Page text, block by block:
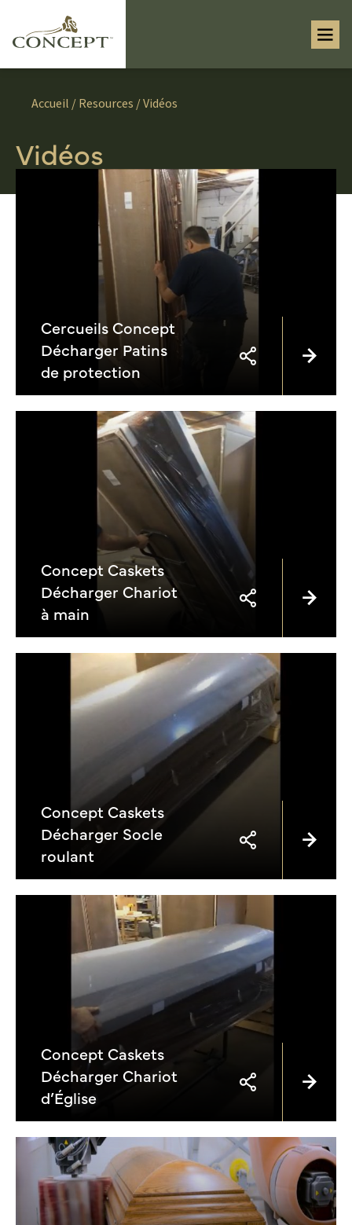
Accueil / Resources / Vidéos
Vidéos
Cercueils Concept
Décharger Patins
de protection
Concept Caskets
Décharger Chariot
à main
Concept Caskets
Décharger Socle
roulant
Concept Caskets
Décharger Chariot
d’Église